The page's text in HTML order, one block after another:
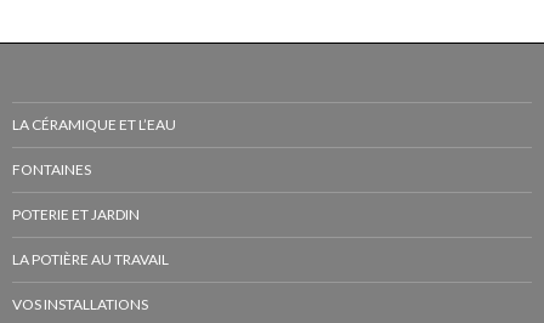
LA CÉRAMIQUE ET L’EAU
FONTAINES
POTERIE ET JARDIN
LA POTIÈRE AU TRAVAIL
VOS INSTALLATIONS